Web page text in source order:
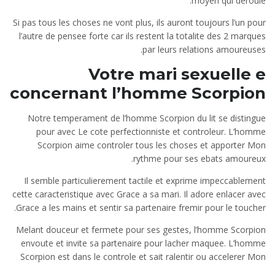
Si pas tous les choses ne vont plus, ils auront toujours l’un pour
l’autre de pensee forte car ils restent la totalite des 2 marques
par leurs relations amoureuses.
Votre mari sexuelle e
concernant l’homme Scorpion
Notre temperament de l’homme Scorpion du lit se distingue
pour avec Le cote perfectionniste et controleur. L’homme
Scorpion aime controler tous les choses et apporter Mon
rythme pour ses ebats amoureux.
Il semble particulierement tactile et exprime impeccablement
cette caracteristique avec Grace a sa mari. Il adore enlacer avec
Grace a les mains et sentir sa partenaire fremir pour le toucher.
Melant douceur et fermete pour ses gestes, l’homme Scorpion
envoute et invite sa partenaire pour lacher maquee. L’homme
Scorpion est dans le controle et sait ralentir ou accelerer Mon